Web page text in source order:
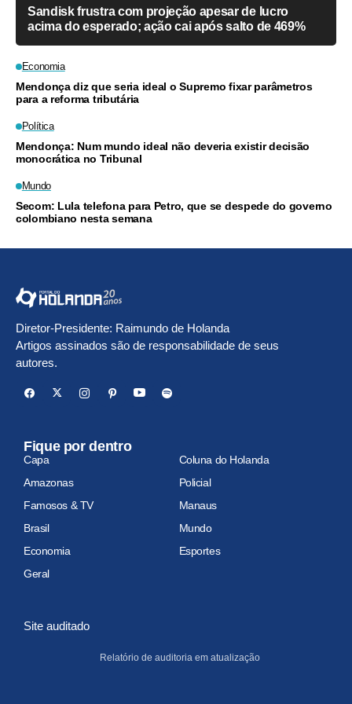
Sandisk frustra com projeção apesar de lucro
acima do esperado; ação cai após salto de 469%
Economia
Mendonça diz que seria ideal o Supremo fixar parâmetros
para a reforma tributária
Política
Mendonça: Num mundo ideal não deveria existir decisão
monocrática no Tribunal
Mundo
Secom: Lula telefona para Petro, que se despede do governo
colombiano nesta semana
Diretor-Presidente: Raimundo de Holanda
Artigos assinados são de responsabilidade de seus
autores.
Fique por dentro
Capa
Coluna do Holanda
Amazonas
Policial
Famosos & TV
Manaus
Brasil
Mundo
Economia
Esportes
Geral
Site auditado
Relatório de auditoria em atualização